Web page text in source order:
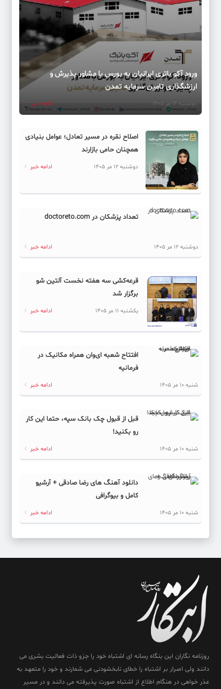
ورود آکو باتری ایرانیان به بورس با مشاور پذیرش و
ارزشگذاری تامین سرمایه تمدن
دوشنبه 12 مر 1405 ادامه خبر
اصلاح نقره در مسیر تعادل؛ عوامل بنیادی
همچنان حامی بازارند
دوشنبه 12 مر 1405 ادامه خبر
تعداد پزشکان در doctoreto.com
دوشنبه 12 مر 1405 ادامه خبر
قرعه‌کشی سه هفته نخست آلتین شو
برگزار شد
یکشنبه 11 مر 1405 ادامه خبر
افتتاح شعبه ای‌وان همراه مکانیک در
فرمانیه
شنبه 10 مر 1405 ادامه خبر
قبل از قبول چک بانک سپه، حتما این کار
رو بکنید!
شنبه 10 مر 1405 ادامه خبر
دانلود آهنگ های رضا صادقی + آرشیو
کامل و بیوگرافی
شنبه 10 مر 1405 ادامه خبر
روزنامه نگاران این بنگاه رسانه ای اشتباه خود را جزو ذات فعالیت بشری می
دانند ولی اصرار بر اشتباه را خطای نابخشودنی می شمارند و خود را متعهد به
عذر خواهی در هنگام اطلاع از اشتباه صورت پذیرفته می دانند و در مسیر